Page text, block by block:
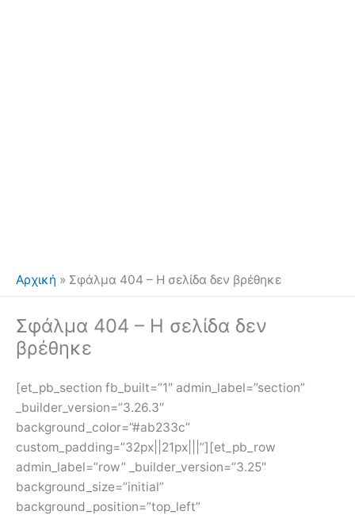
Αρχική » Σφάλμα 404 – Η σελίδα δεν βρέθηκε
Σφάλμα 404 – Η σελίδα δεν
βρέθηκε
[et_pb_section fb_built=”1″ admin_label=”section”
_builder_version=”3.26.3″
background_color=”#ab233c”
custom_padding=”32px||21px|||”][et_pb_row
admin_label=”row” _builder_version=”3.25″
background_size=”initial”
background_position=”top_left”